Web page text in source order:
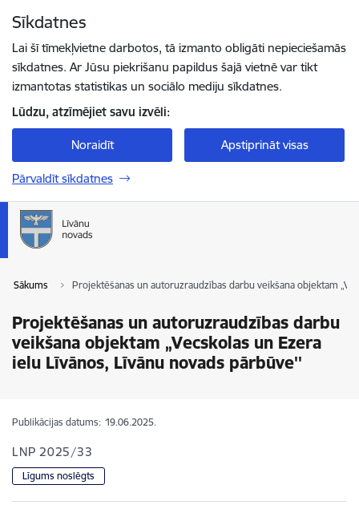
Sīkdatnes
Lai šī tīmekļvietne darbotos, tā izmanto obligāti nepieciešamās
sīkdatnes. Ar Jūsu piekrišanu papildus šajā vietnē var tikt
izmantotas statistikas un sociālo mediju sīkdatnes.
Lūdzu, atzīmējiet savu izvēli:
Noraidīt Apstiprināt visas
Pārvaldīt sīkdatnes
Sākums Projektēšanas un autoruzraudzības darbu veikšana objektam
Projektēšanas un autoruzraudzības darbu
veikšana objektam „Vecskolas un Ezera
ielu Līvānos, Līvānu novads pārbūve''
Publikācijas datums: 19.06.2025.
LNP 2025/33
Līgums noslēgts